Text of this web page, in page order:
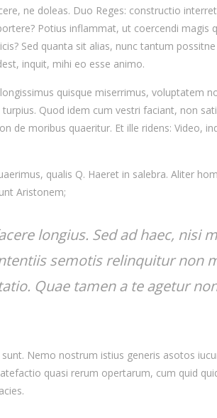
ne doleas. Duo Reges: constructio
Potius inflammat, ut coercendi magis
Sed quanta sit alias, nunc tantum
inquit, mihi eo esse animo.
quisque miserrimus, voluptatem
Quod idem cum vestri faciant, non
de moribus quaeritur. Et ille ridens: Video,
qualis Q. Haeret in salebra. Aliter
Aristonem;
longius. Sed ad haec, nisi
semotis relinquitur non
Quae tamen a te agetur
Nemo nostrum istius generis asotos
quasi rerum opertarum, cum quid